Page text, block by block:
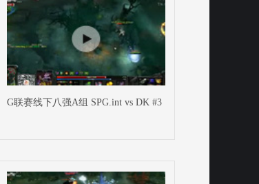
G联赛线下八强A组 SPG.int vs DK #3